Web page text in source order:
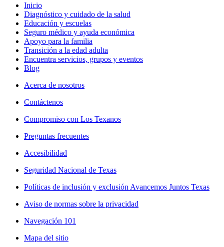
Inicio
Diagnóstico y cuidado de la salud
Educación y escuelas
Seguro médico y ayuda económica
Apoyo para la familia
Transición a la edad adulta
Encuentra servicios, grupos y eventos
Blog
Acerca de nosotros
Contáctenos
Compromiso con Los Texanos
Preguntas frecuentes
Accesibilidad
Seguridad Nacional de Texas
Políticas de inclusión y exclusión Avancemos Juntos Texas
Aviso de normas sobre la privacidad
Navegación 101
Mapa del sitio